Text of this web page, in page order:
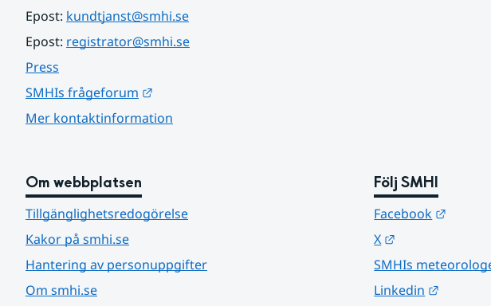
Epost: kundtjanst@smhi.se
Epost: registrator@smhi.se
Press
SMHIs frågeforum
Mer kontaktinformation
Om webbplatsen
Tillgänglighetsredogörelse
Kakor på smhi.se
Hantering av personuppgifter
Om smhi.se
Följ SMHI
Facebook
X
SMHIs
Linkedin